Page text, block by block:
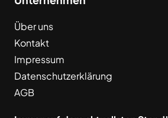
Über uns
Kontakt
Impressum
Datenschutzerklärung
AGB